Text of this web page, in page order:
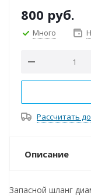
800 руб.
Много
Рассчитать
Описание
Запасной шланг